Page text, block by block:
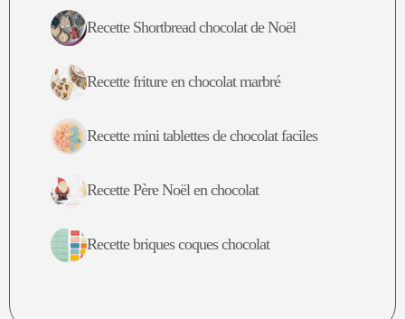
Recette Shortbread chocolat de Noël
Recette friture en chocolat marbré
Recette mini tablettes de chocolat faciles
Recette Père Noël en chocolat
Recette briques coques chocolat